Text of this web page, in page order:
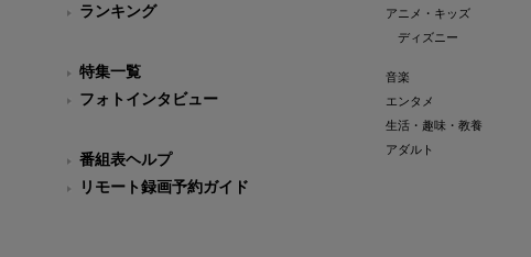
ランキング
特集一覧
フォトインタビュー
番組表ヘルプ
リモート録画予約ガイド
アニメ・キッズ
ディズニー
音楽
エンタメ
生活・趣味・教養
アダルト